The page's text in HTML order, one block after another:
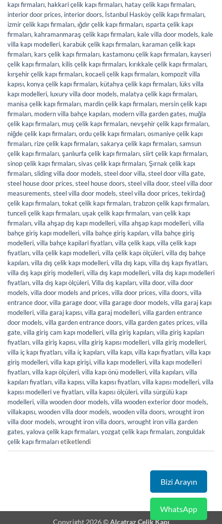
kapı firmaları, hakkari çelik kapı firmaları, hatay çelik kapı firmaları,
interior door prices, interior doors, İstanbul Hasköy çelik kapı firmaları,
izmir çelik kapı firmaları, ığdır çelik kapı firmaları, ısparta çelik kapı
firmaları, kahramanmaraş çelik kapı firmaları, kale villa door models, kale
villa kapı modelleri, karabük çelik kapı firmaları, karaman çelik kapı
firmaları, kars çelik kapı firmaları, kastamonu çelik kapı firmaları, kayseri
çelik kapı firmaları, kilis çelik kapı firmaları, kırıkkale çelik kapı firmaları,
kırşehir çelik kapı firmaları, kocaeli çelik kapı firmaları, kompozit villa
kapısı, konya çelik kapı firmaları, kütahya çelik kapı firmaları, lüks villa
kapı modelleri, luxury villa door models, malatya çelik kapı firmaları,
manisa çelik kapı firmaları, mardin çelik kapı firmaları, mersin çelik kapı
firmaları, modern villa bahçe kapıları, modern villa garden gates, muğla
çelik kapı firmaları, muş çelik kapı firmaları, nevşehir çelik kapı firmaları,
niğde çelik kapı firmaları,ordu çelik kapı firmaları,osmaniye çelik kapı
firmaları, rize çelik kapı firmaları,sakarya çelik kapı firmaları,samsun
çelik kapı firmaları,şanlıurfa çelik kapı firmaları,siirt çelik kapı firmaları,
sinop çelik kapı firmaları,sivas çelik kapı firmaları,Şırnak çelik kapı
firmaları,sliding villa door models,steel door villa,steel door villa gate,
steel house door prices,steel house doors,steel villa door,steel villa door
measurements,steel villa door models,steel villa door prices,tekirdağ
çelik kapı firmaları,tokat çelik kapı firmaları,trabzon çelik kapı firmaları,
tunceli çelik kapı firmaları,uşak çelik kapı firmaları,van çelik kapı
firmaları,villa ahşap dış kapı modelleri,villa ahşap kapı modelleri,villa
bahçe giriş kapı modelleri,villa bahçe giriş kapıları,villa bahçe giriş
modelleri,villa bahçe kapilari fiyatları,villa çelik kapı,villa çelik kapı
fiyatları,villa çelik kapı modelleri,villa çelik kapı ölçüleri,villa dış bahçe
kapıları,villa dış çelik kapı modelleri,villa dış kapı,villa dış kapı fiyatları,
villa dış kapı giriş modelleri,villa dış kapı modelleri,villa dış kapı modelleri
fiyatları,villa dış kapı ölçüleri,Villa dış kapıları,villa door,villa door
models,villa door models and prices,villa door prices,villa doors,villa
entrance door,villa garage door,villa garage door models,villa garaj kapı
modelleri,villa garaj kapısı,villa garaj modelleri,villa garden entrance
door models,villa garden entrance doors,villa garden gates prices,villa
gate,villa giriş cam kapı modelleri,villa giriş kapıları,villa giriş kapıları
fiyatları,villa giriş kapısı,villa giriş kapısı modelleri,villa giriş modelleri,
villa iç kapı fiyatları,villa iç kapıları,villa kapı,villa kapı fiyatları,villa kapı
giriş modelleri,villa kapı girişi,villa kapı modelleri,villa kapı modelleri
fiyatları,villa kapı ölçüleri,villa kapı önü modelleri,villa kapıları,villa
kapıları fiyatları,villa kapısı,villa kapısı fiyatları,villa kapısı modelleri,villa
kapısı modelleri ve fiyatları,villa kapısı ölçüleri,villa sürgülü kapı
modelleri,villa wooden door models,villa wooden exterior door models,
villakapısı,wooden villa door models,wooden villa doors,wrought iron
villa door models,wrought iron villa doors,wrought iron villa garden
gates,yalova çelik kapı firmaları,yozgat çelik kapı firmaları,zonguldak
çelik kapı firmalarıetiketlendi
Copyright 2026 ©Alcatraz Çelik Kapı
Bizi Arayın
WhatsApp